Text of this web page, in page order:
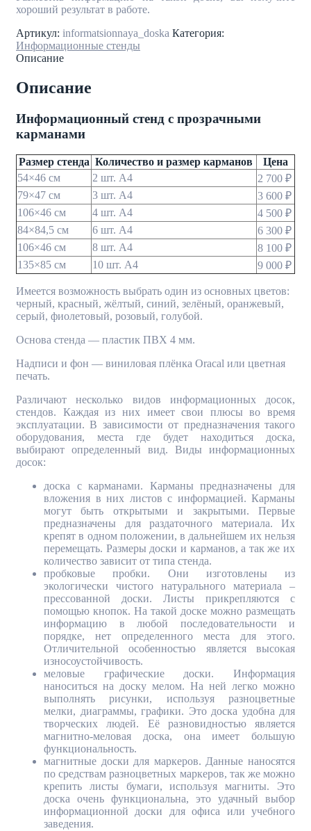
хороший результат в работе.
Артикул: informatsionnaya_doska Категория:
Информационные стенды
Описание
Описание
Информационный стенд с прозрачными
карманами
Размер стенда Количество и размер карманов
Цена
54×46 см
2 шт. A4
2 700 ₽
79×47 см
3 шт. A4
3 600 ₽
106×46 см
4 шт. A4
4 500 ₽
84×84,5 см
6 шт. A4
6 300 ₽
106×46 см
8 шт. A4
8 100 ₽
135×85 см
10 шт. A4 9 000 ₽
Имеется возможность выбрать один из основных цветов:
черный, красный, жёлтый, синий, зелёный, оранжевый,
серый, фиолетовый, розовый, голубой.
Основа стенда — пластик ПВХ 4 мм.
Надписи и фон — виниловая плёнка Oracal или цветная
печать.
Различают несколько видов информационных досок,
стендов. Каждая из них имеет свои плюсы во время
эксплуатации. В зависимости от предназначения такого
оборудования, места где будет находиться доска,
выбирают определенный вид. Виды информационных
досок:
доска с карманами. Карманы предназначены для
вложения в них листов с информацией. Карманы
могут быть открытыми и закрытыми. Первые
предназначены для раздаточного материала. Их
крепят в одном положении, в дальнейшем их нельзя
перемещать. Размеры доски и карманов, а так же их
количество зависит от типа стенда.
пробковые пробки. Они изготовлены из
экологически чистого натурального материала –
прессованной доски. Листы прикрепляются с
помощью кнопок. На такой доске можно размещать
информацию в любой последовательности и
порядке, нет определенного места для этого.
Отличительной особенностью является высокая
износоустойчивость.
меловые графические доски. Информация
наноситься на доску мелом. На ней легко можно
выполнять рисунки, используя разноцветные
мелки, диаграммы, графики. Это доска удобна для
творческих людей. Её разновидностью является
магнитно-меловая доска, она имеет большую
функциональность.
магнитные доски для маркеров. Данные наносятся
по средствам разноцветных маркеров, так же можно
крепить листы бумаги, используя магниты. Это
доска очень функциональна, это удачный выбор
информационной доски для офиса или учебного
заведения.